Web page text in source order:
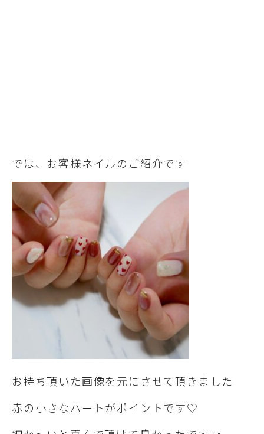
では、お客様ネイルのご紹介です
お持ち頂いた画像を元にさせて頂きました
赤の小さなハートがポイントです♡